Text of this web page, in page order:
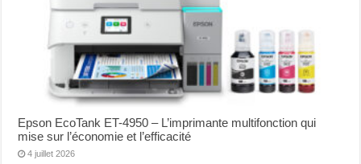
Epson EcoTank ET-4950 – L’imprimante multifonction qui
mise sur l’économie et l’efficacité
4 juillet 2026